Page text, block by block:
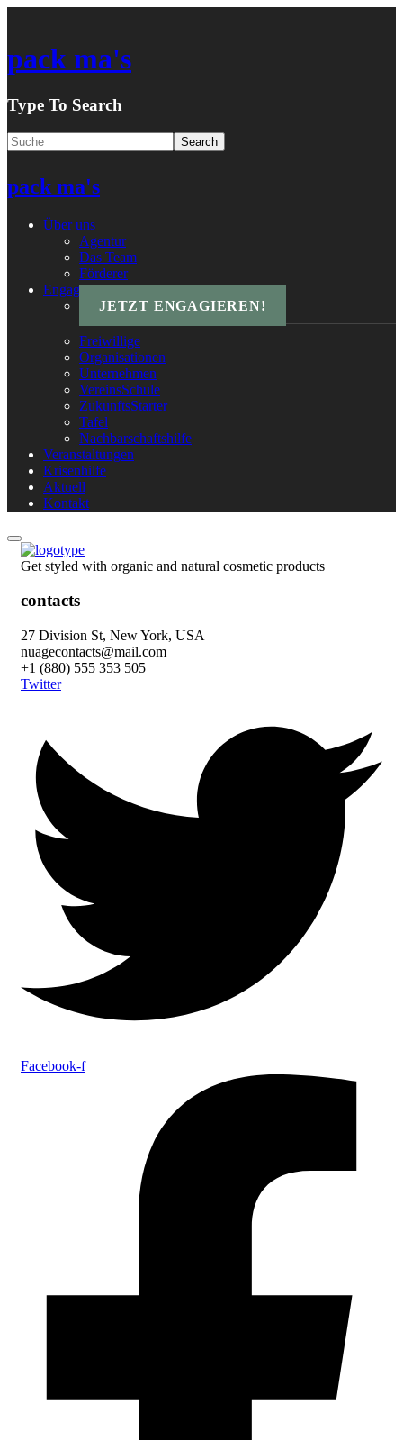
pack ma's
Type To Search
pack ma's
Über uns
Agentur
Das Team
Förderer
Engagements
JETZT ENGAGIEREN!
Freiwillige
Organisationen
Unternehmen
VereinsSchule
ZukunftsStarter
Tafel
Nachbarschaftshilfe
Veranstaltungen
Krisenhilfe
Aktuell
Kontakt
Get styled with organic and natural cosmetic products
contacts
27 Division St, New York, USA
nuagecontacts@mail.com
+1 (880) 555 353 505
Twitter
Facebook-f